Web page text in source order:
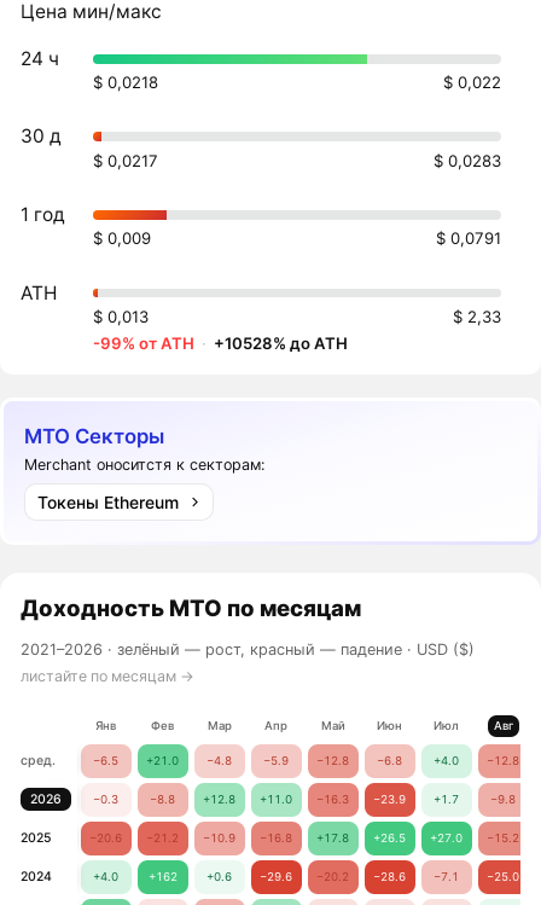
Цена мин/макс
24 ч
$ 0,0218 $ 0,022
30 д
$ 0,0217 $ 0,0283
1 год
$ 0,009 $ 0,0791
ATH
$ 0,013
$ 2,33
-99% от ATH · +10528% до ATH
MTO Секторы
Merchant оноситстя к секторам:
Токены Ethereum
Доходность MTO по месяцам
2021–2026 ·зелёный — рост, красный — падение · USD ($)
листайте по месяцам →
Янв Фев Мар Апр Май Июн Июл Авг
сред. −6.5 +21.0 −4.8 −5.9 −12.8 −6.8 +4.0 −12.8
2026 −0.3 −8.8 +12.8 +11.0 −16.3 −23.9 +1.7 −9.8
2025 −20.6 −21.2 −10.9 −16.8 +17.8 +26.5 +27.0 −15.2
2024 +4.0 +162 +0.6 −29.6 −20.2 −28.6 −7.1 −25.0